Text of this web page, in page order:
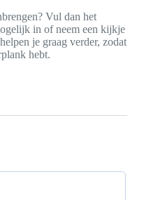
Vul dan het
in of neem een kijkje
je graag verder, zodat
hebt.